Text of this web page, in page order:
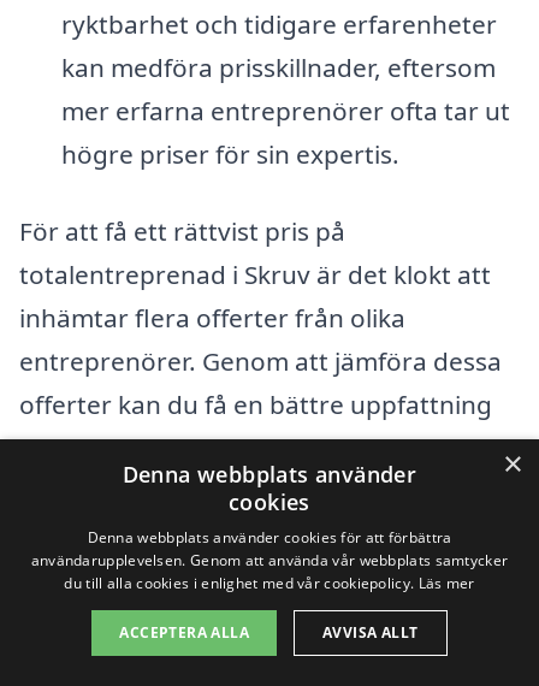
ryktbarhet och tidigare erfarenheter
kan medföra prisskillnader, eftersom
mer erfarna entreprenörer ofta tar ut
högre priser för sin expertis.
För att få ett rättvist pris på
totalentreprenad i Skruv är det klokt att
inhämtar flera offerter från olika
entreprenörer. Genom att jämföra dessa
offerter kan du få en bättre uppfattning
om vad som är rimligt för ditt specifika
projekt. Det är också viktigt att vara tydlig
med dina krav och önskemål, så att
företagen kan ge dig en så exakt
uppskattning som möjligt.
×
Denna webbplats använder
cookies
Denna webbplats använder cookies för att förbättra
användarupplevelsen. Genom att använda vår webbplats samtycker
du till alla cookies i enlighet med vår cookiepolicy. Läs mer
ACCEPTERA ALLA AVVISA ALLT